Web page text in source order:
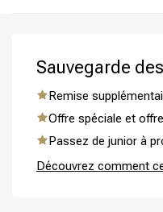
Permanente
Sauvegarde
Remise
Offre spéciale et
Passez de junior à
Découvrez comment